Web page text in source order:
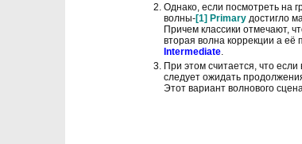
Однако, если посмотреть на
волны-[1] Primary достигло
Причем классики отмечают,
вторая волна коррекции а её
Intermediate.
При этом считается, что если
следует ожидать
Этот вариант волнового